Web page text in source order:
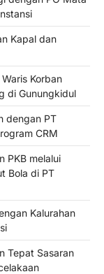
Kapal dan
Korban
di Gunungkidul
dengan PT
CRM
PKB melalui
Bola di PT
Kalurahan
Tepat Sasaran